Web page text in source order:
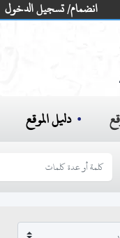
انضمام/ تسجيل الدخول
دليل الموقع